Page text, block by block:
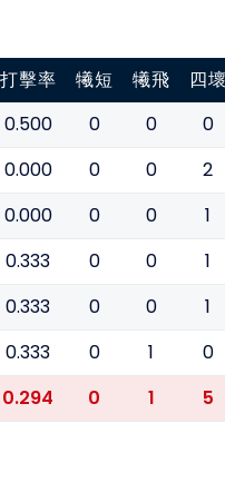
打擊率 犧短 犧飛 四壞
0.500 0 0 0
0.000 0 0 2
0.000 0 0 1
0.333 0 0 1
0.333 0 0 1
0.333 0 1 0
0.294 0 1 5